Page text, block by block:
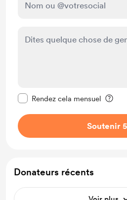
Rendez cela mensuel
Soutenir
Donateurs récents